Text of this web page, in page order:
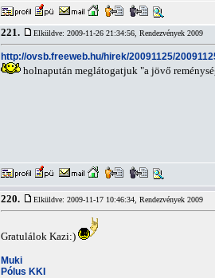
221. Elküldve: 2009-11-26 21:34:56, Rendezvények 2009
http://ovsb.freeweb.hu/hirek/20091125/
holnapután meglátogatjuk "a jövő
220. Elküldve: 2009-11-17 10:46:34, Rendezvények 2009
Gratulálok Kazi:)
Muki
Pólus KKI